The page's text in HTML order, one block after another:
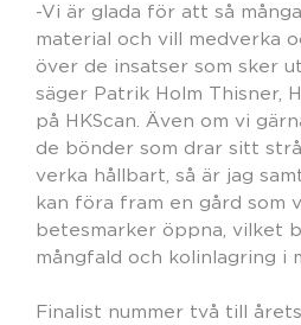
-Vi är glada för att så
material och vill medverka
över de insatser som sker
säger Patrik Holm Thisner,
på HKScan. Även om vi
de bönder som drar sitt
verka hållbart, så är jag
kan föra fram en gård som
betesmarker öppna, vilket
mångfald och kolinlagring i
Finalist nummer två till